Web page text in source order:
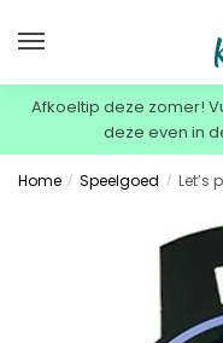
Afkoeltip deze zomer!
deze even in
Home / Speelgoed / Let’s